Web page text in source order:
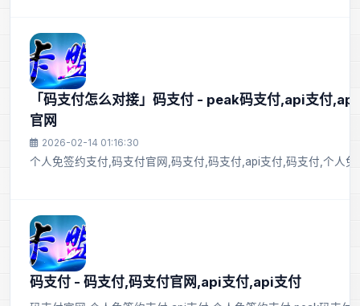
「码支付怎么对接」码支付 - peak码支付,api支付
官网
2026-02-14 01:16:30
个人免签约支付,码支付官网,码支付,码支付,api支付,码支付,个人
码支付 - 码支付,码支付官网,api支付,api支付